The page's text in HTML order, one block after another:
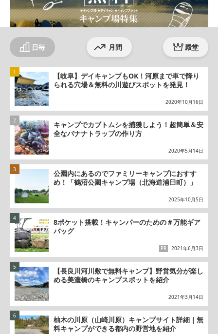
日毎 月間 殿堂
【岐阜】デイキャンプもOK！河原まで車で降り
られる穴場＆無料の川遊びスポットを発見！
2020年10月16日
キャンプでカブトムシを捕獲しよう！超簡単＆安
全なバナナトラップの作り方
2020年5月14日
公園内にあるのでファミリーキャンプにおすす
め！「鶴沼公園キャンプ場（北海道浦臼町）」
2025年10月5日
8ポケット搭載！キャンパーのための＃万能ギア
バッグ
2021年6月3日
PR
【長良川河川敷で無料キャンプ】野営気分が楽し
める美濃橋のキャンプスポットを紹介
2021年3月14日
柚木の川原（山崎川原）キャンプサイト詳細｜無
料キャンプができる都内の野営地を紹介